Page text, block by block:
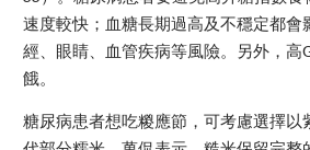
速度較快；血糖長期過高及不穩定都會
經、眼睛、血管疾病等風險。另外，高
餓。
糖尿病患者想吃糉應節，可考慮選擇以